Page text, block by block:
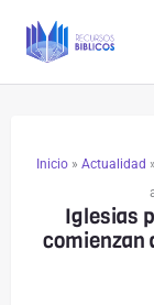
Inicio » Actualidad »
Iglesias
comienzan